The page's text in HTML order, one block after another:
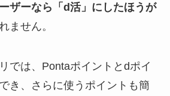
ザーなら「d活」にしたほうが
ません。
では、Pontaポイントとdポイ
き、さらに使うポイントも簡